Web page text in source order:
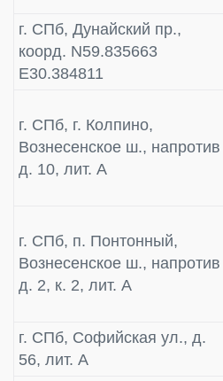
г. СПб, Дунайский пр.,
коорд. N59.835663
E30.384811
г. СПб, г. Колпино,
Вознесенское ш., напротив
д. 10, лит. А
г. СПб, п. Понтонный,
Вознесенское ш., напротив
д. 2, к. 2, лит. А
г. СПб, Софийская ул., д.
56, лит. А